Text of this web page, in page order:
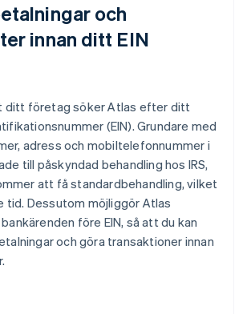
och
innan ditt EIN
ditt företag söker Atlas efter ditt
(EIN). Grundare med
adress och mobiltelefonnummer i
till påskyndad behandling hos IRS,
att få standardbehandling, vilket
tid. Dessutom möjliggör Atlas
före EIN, så att du kan
och göra transaktioner innan